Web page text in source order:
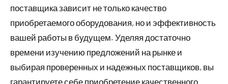
поставщика зависит не только качество
приобретаемого оборудования, но и эффективность
вашей работы в будущем. Уделяя достаточно
времени изучению предложений на рынке и
выбирая проверенных и надежных поставщиков, вы
гарантируете себе приобретение качественного